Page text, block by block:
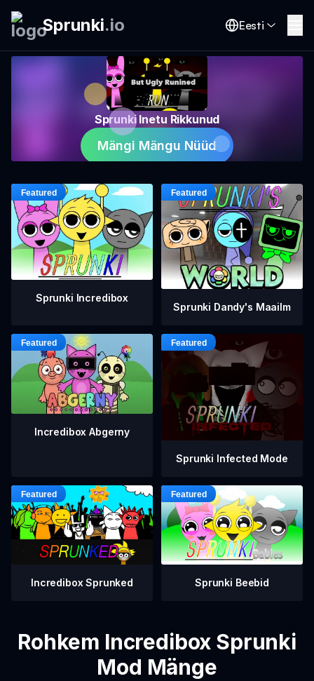
Sprunki.io Eesti
Sprunki Inetu Rikkunud
Mängi Mängu Nüüd
Sprunki Incredibox
Sprunki Dandy's Maailm
Incredibox Abgerny
Sprunki Infected Mode
Incredibox Sprunked Sprunki Beebid
Rohkem Incredibox Sprunki
Mod Mänge